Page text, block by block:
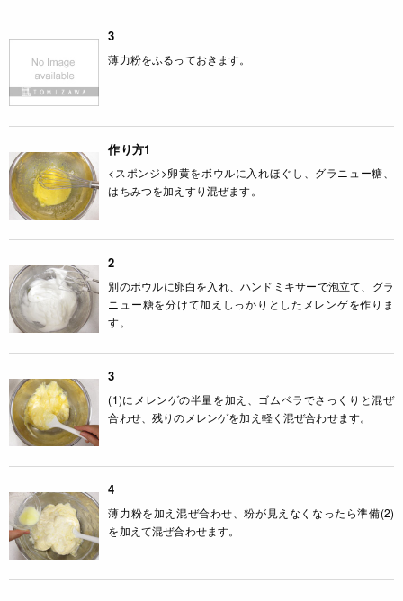
3
薄力粉をふるっておきます。
作り方1
<スポンジ>卵黄をボウルに入れほぐし、グラニュー糖、
はちみつを加えすり混ぜます。
2
別のボウルに卵白を入れ、ハンドミキサーで泡立て、グラ
ニュー糖を分けて加えしっかりとしたメレンゲを作りま
す。
3
(1)にメレンゲの半量を加え、ゴムベラでさっくりと混ぜ
合わせ、残りのメレンゲを加え軽く混ぜ合わせます。
4
薄力粉を加え混ぜ合わせ、粉が見えなくなったら準備(2)
を加えて混ぜ合わせます。